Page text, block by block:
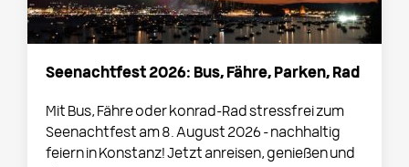
Seenachtfest 2026: Bus, Fähre, Parken, Rad
Mit Bus, Fähre oder konrad-Rad stressfrei zum
Seenachtfest am 8. August 2026 – nachhaltig
feiern in Konstanz! Jetzt anreisen, genießen und